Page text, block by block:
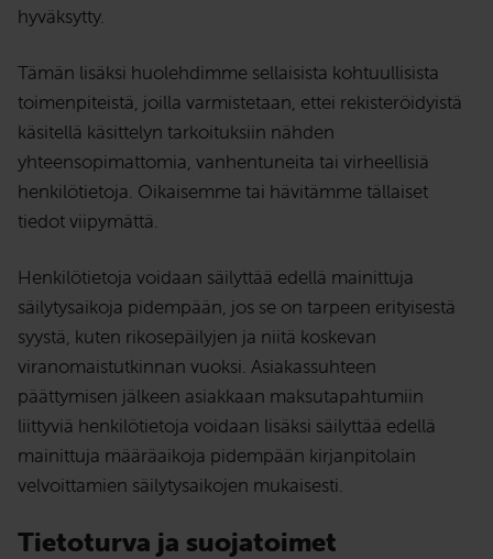
hyväksytty.
Tämän lisäksi huolehdimme sellaisista kohtuullisista
toimenpiteistä, joilla varmistetaan, ettei rekisteröidyistä
käsitellä käsittelyn tarkoituksiin nähden
yhteensopimattomia, vanhentuneita tai virheellisiä
henkilötietoja. Oikaisemme tai hävitämme tällaiset
tiedot viipymättä.
Henkilötietoja voidaan säilyttää edellä mainittuja
säilytysaikoja pidempään, jos se on tarpeen erityisestä
syystä, kuten rikosepäilyjen ja niitä koskevan
viranomaistutkinnan vuoksi. Asiakassuhteen
päättymisen jälkeen asiakkaan maksutapahtumiin
liittyviä henkilötietoja voidaan lisäksi säilyttää edellä
mainittuja määräaikoja pidempään kirjanpitolain
velvoittamien säilytysaikojen mukaisesti.
Tietoturva ja suojatoimet